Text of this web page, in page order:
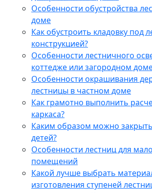
Особенности обустройства
доме
Как обустроить кладовку под
конструкцией?
Особенности лестничного
коттедже или загородном
Особенности окрашивания
лестницы в частном доме
Как грамотно выполнить
каркаса?
Каким образом можно
детей?
Особенности лестниц для
помещений
Какой лучше выбрать
изготовления ступеней